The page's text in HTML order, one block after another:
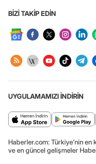
BİZİ TAKİP EDİN
UYGULAMAMIZI İNDİRİN
Haberler.com: Türkiye’nin
ve en güncel gelişmeler